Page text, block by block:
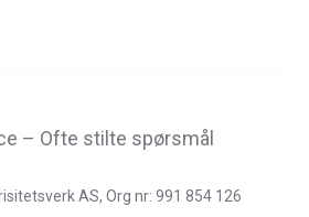
AS, Org nr: 991 854 126